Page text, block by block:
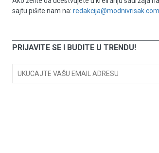
sajtu pišite nam na: redakcija@modnivrisak.com
PRIJAVITE SE I BUDITE U TRENDU!